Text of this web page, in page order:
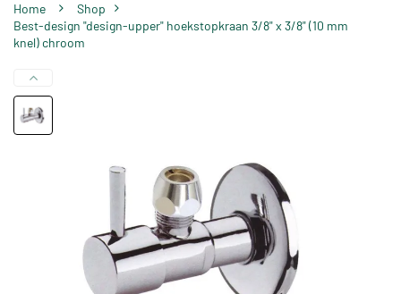
Home
Shop
Best-design "design-upper" hoekstopkraan 3/8" x 3/8" (10 mm
knel) chroom